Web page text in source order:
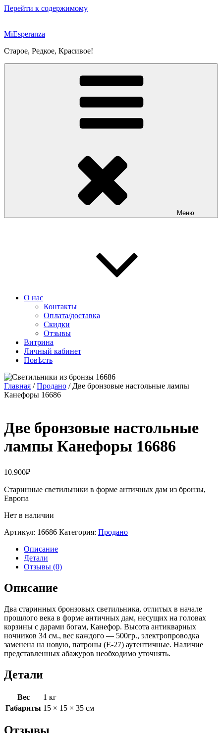
Перейти к содержимому
MiEsperanza
Старое, Редкое, Красивое!
Меню
О нас
Контакты
Оплата/доставка
Скидки
Отзывы
Витрина
Личный кабинет
Повѣсть
Главная /Продано / Две бронзовые настольные лампы
Канефоры 16686
Две бронзовые настольные
лампы Канефоры 16686
10.900₽
Старинные светильники в форме античных дам из бронзы,
Европа
Нет в наличии
Артикул: 16686 Категория: Продано
Описание
Детали
Отзывы (0)
Описание
Два старинных бронзовых светильника, отлитых в начале
прошлого века в форме античных дам, несущих на головах
корзины с дарами богам, Канефор. Высота антикварных
ночников 34 см., вес каждого — 500гр., электропроводка
заменена на новую, патроны (Е-27) аутентичные. Наличие
представленных абажуров необходимо уточнять.
Детали
Вес
1 кг
Габариты 15 × 15 × 35 см
Отзывы